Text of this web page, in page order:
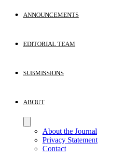
ANNOUNCEMENTS
EDITORIAL TEAM
SUBMISSIONS
ABOUT
About the Journal
Privacy Statement
Contact